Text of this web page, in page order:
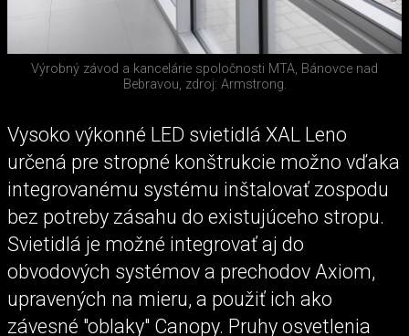
Výrobný závod a kancelárie spoločnosti MTA, Bánovce nad
Bebravou, zdroj: Armstrong.
Vysoko výkonné LED svietidlá XAL Leno
určená pre stropné konštrukcie možno vďaka
integrovanému systému inštalovať zospodu
bez potreby zásahu do existujúceho stropu.
Svietidlá je možné integrovať aj do
obvodových systémov a prechodov Axiom,
upravených na mieru, a použiť ich ako
závesné "oblaky" Canopy. Pruhy osvetlenia